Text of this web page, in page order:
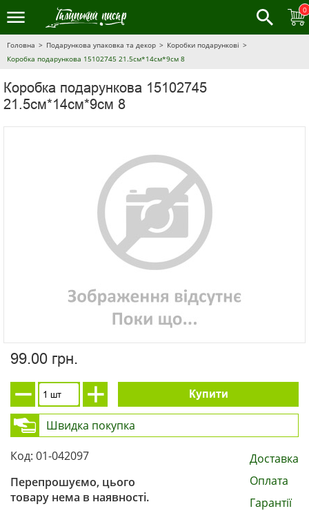
0
Головна Подарункова упаковка та декор
Коробки подарункові
Коробка подарункова 15102745 21.5см*14см*9см 8
Коробка подарункова 15102745
21.5см*14см*9см 8
99.00 грн.
Купити
Швидка покупка
Код: 01-042097
Перепрошуємо, цього
товару нема в наявності.
Доставка
Оплата
Гарантії